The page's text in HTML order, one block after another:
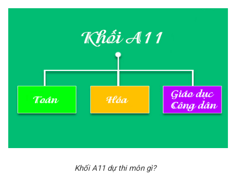
Khối A11 dự thi môn gì?